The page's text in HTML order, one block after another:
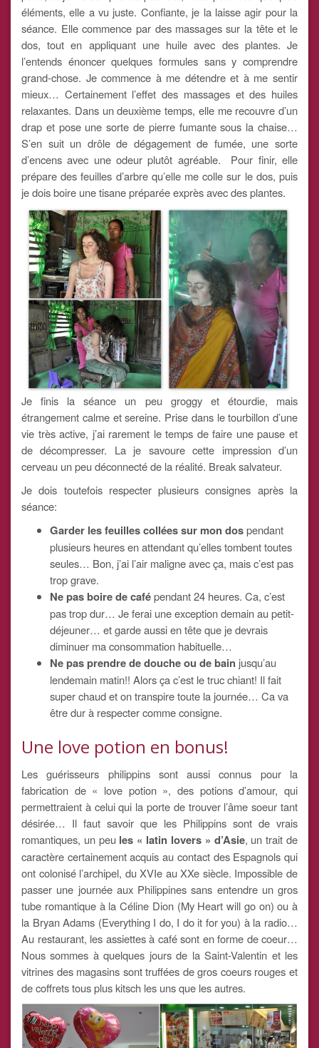
éléments, elle a vu juste. Confiante, je la laisse agir pour la
séance. Elle commence par des massages sur la tête et le
dos, tout en appliquant une huile avec des plantes. Je
l’entends énoncer quelques formules sans y comprendre
grand-chose. Je commence à me détendre et à me sentir
mieux… Certainement l’effet des massages et des huiles
relaxantes. Dans un deuxième temps, elle me recouvre d’un
drap et pose une sorte de pierre fumante sous la chaise…
S’en suit un drôle de dégagement de fumée, une sorte
d’encens avec une odeur plutôt agréable. Pour finir, elle
prépare des feuilles d’arbre qu’elle me colle sur le dos, puis
je dois boire une tisane préparée exprès avec des plantes.
Je finis la séance un peu groggy et étourdie, mais
étrangement calme et sereine. Prise dans le tourbillon d’une
vie très active, j’ai rarement le temps de faire une pause et
de décompresser. La je savoure cette impression d’un
cerveau un peu déconnecté de la réalité. Break salvateur.
Je dois toutefois respecter plusieurs consignes après la
séance:
Garder les feuilles collées sur mon dospendant
plusieurs heures en attendant qu’elles tombent toutes
seules… Bon, j’ai l’air maligne avec ça, mais c’est pas
trop grave.
Ne pas boire de cafépendant 24 heures. Ca, c’est
pas trop dur… Je ferai une exception demain au petit-
déjeuner… et garde aussi en tête que je devrais
diminuer ma consommation habituelle…
Ne pas prendre de douche ou de bain jusqu’au
lendemain matin!! Alors ça c’est le truc chiant! Il fait
super chaud et on transpire toute la journée… Ca va
être dur à respecter comme consigne.
Une love potion en bonus!
Les guérisseurs philippins sont aussi connus pour la
fabrication de « love potion », des potions d’amour, qui
permettraient à celui qui la porte de trouver l’âme soeur tant
désirée… Il faut savoir que les Philippins sont de vrais
romantiques, un peu les « latin lovers » d’Asie, un trait de
caractère certainement acquis au contact des Espagnols qui
ont colonisé l’archipel, du XVIe au XXe siècle. Impossible de
passer une journée aux Philippines sans entendre un gros
tube romantique à la Céline Dion (My Heart will go on) ou à
la Bryan Adams (Everything I do, I do it for you) à la radio…
Au restaurant, les assiettes à café sont en forme de coeur…
Nous sommes à quelques jours de la Saint-Valentin et les
vitrines des magasins sont truffées de gros coeurs rouges et
de coffrets tous plus kitsch les uns que les autres.